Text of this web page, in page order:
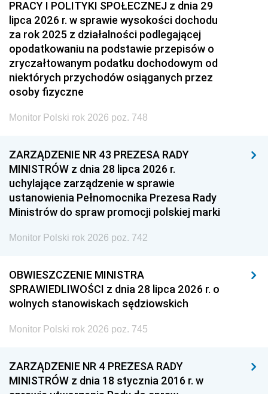
PRACY I POLITYKI SPOŁECZNEJ z dnia 29
lipca 2026 r. w sprawie wysokości dochodu
za rok 2025 z działalności podlegającej
opodatkowaniu na podstawie przepisów o
zryczałtowanym podatku dochodowym od
niektórych przychodów osiąganych przez
osoby fizyczne
Monitor Polski rok 2026 poz. 748
ZARZĄDZENIE NR 43 PREZESA RADY
MINISTRÓW z dnia 28 lipca 2026 r.
uchylające zarządzenie w sprawie
ustanowienia Pełnomocnika Prezesa Rady
Ministrów do spraw promocji polskiej marki
Monitor Polski rok 2026 poz. 742
OBWIESZCZENIE MINISTRA
SPRAWIEDLIWOŚCI z dnia 28 lipca 2026 r. o
wolnych stanowiskach sędziowskich
Monitor Polski rok 2026 poz. 745
ZARZĄDZENIE NR 4 PREZESA RADY
MINISTRÓW z dnia 18 stycznia 2016 r. w